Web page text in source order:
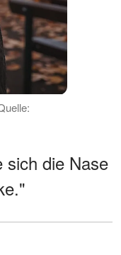
sich die Nase